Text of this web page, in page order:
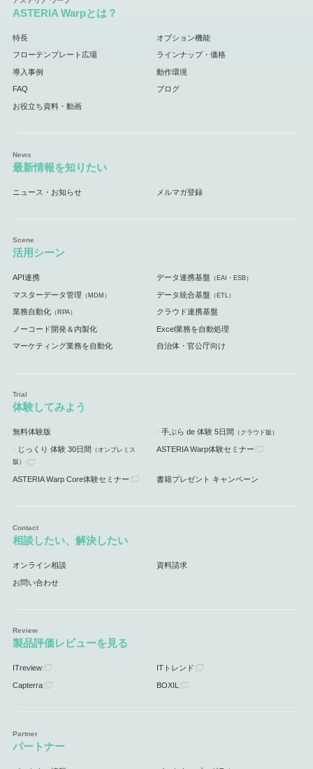
ASTERIA Warpとは？
特長 オプション機能
フローテンプレート広場 ラインナップ・価格
導入事例 動作環境
FAQ ブログ
お役立ち資料・動画
最新情報を知りたい
ニュース・お知らせ メルマガ登録
活用シーン
API連携 データ連携基盤 （EAI・ESB）
マスターデータ管理 （MDM） データ統合基盤 （ETL）
業務自動化（RPA） クラウド連携基盤
ノーコード開発＆内製化 Excel業務を自動処理
マーケティング業務を自動化 自治体・官公庁向け
体験してみよう
無料体験版 手ぶら de 体験 5日間 （クラウド版）
じっくり 体験 30日間 （オンプレミス
版）
ASTERIA Warp体験セミナー
ASTERIA Warp Core体験セミナー 書籍プレゼント キャンペーン
相談したい、解決したい
オンライン相談 資料請求
お問い合わせ
製品評価レビューを見る
ITreview ITトレンド
Capterra BOXIL
パートナー